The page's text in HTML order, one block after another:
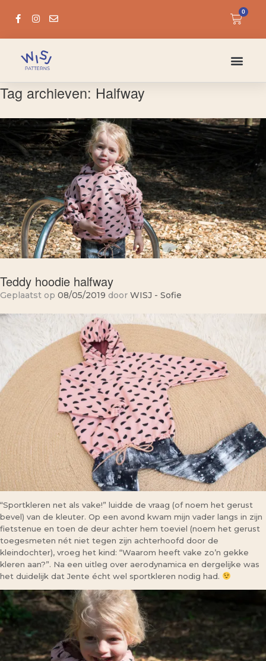
0
Tag archieven: Halfway
Teddy hoodie halfway
Geplaatst op 08/05/2019 door WISJ - Sofie
“Sportkleren net als vake!” luidde de vraag (of noem het gerust
bevel) van de kleuter. Op een avond kwam mijn vader langs in zijn
fietstenue en toen de deur achter hem toeviel (noem het gerust
toegesmeten nét niet tegen zijn achterhoofd door de
kleindochter), vroeg het kind: “Waarom heeft vake zo’n gekke
kleren aan?”. Na een uitleg over aerodynamica en dergelijke was
het duidelijk dat Jente écht wel sportkleren nodig had.